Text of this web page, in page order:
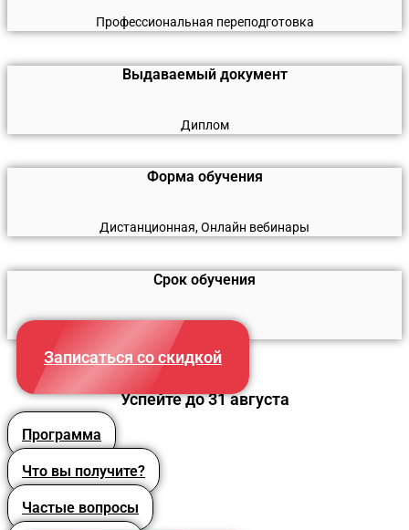
Профессиональная переподготовка
Выдаваемый документ
Диплом
Форма обучения
Дистанционная, Онлайн вебинары
Срок обучения
320 часов
Записаться со скидкой
Успейте до 31 августа
Программа
Что вы получите?
Частые вопросы